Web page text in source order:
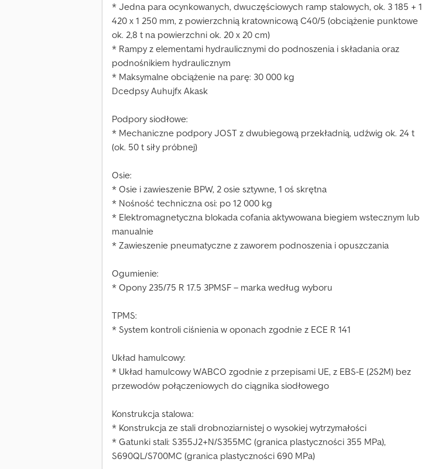
* Jedna para ocynkowanych, dwuczęściowych ramp stalowych, ok. 3 185 + 1
420 x 1 250 mm, z powierzchnią kratownicową C40/5 (obciążenie punktowe
ok. 2,8 t na powierzchni ok. 20 x 20 cm)
* Rampy z elementami hydraulicznymi do podnoszenia i składania oraz
podnośnikiem hydraulicznym
* Maksymalne obciążenie na parę: 30 000 kg
Dcedpsy Auhujfx Akask
Podpory siodłowe:
* Mechaniczne podpory JOST z dwubiegową przekładnią, udźwig ok. 24 t
(ok. 50 t siły próbnej)
Osie:
* Osie i zawieszenie BPW, 2 osie sztywne, 1 oś skrętna
* Nośność techniczna osi: po 12 000 kg
* Elektromagnetyczna blokada cofania aktywowana biegiem wstecznym lub
manualnie
* Zawieszenie pneumatyczne z zaworem podnoszenia i opuszczania
Ogumienie:
* Opony 235/75 R 17.5 3PMSF – marka według wyboru
TPMS:
* System kontroli ciśnienia w oponach zgodnie z ECE R 141
Układ hamulcowy:
* Układ hamulcowy WABCO zgodnie z przepisami UE, z EBS-E (2S2M) bez
przewodów połączeniowych do ciągnika siodłowego
Konstrukcja stalowa:
* Konstrukcja ze stali drobnoziarnistej o wysokiej wytrzymałości
* Gatunki stali: S355J2+N/S355MC (granica plastyczności 355 MPa),
S690QL/S700MC (granica plastyczności 690 MPa)